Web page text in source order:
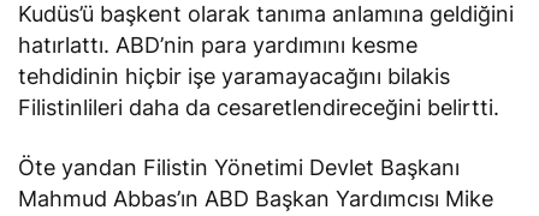
Kudüs’ü başkent olarak tanıma anlamına geldiğini
hatırlattı. ABD’nin para yardımını kesme
tehdidinin hiçbir işe yaramayacağını bilakis
Filistinlileri daha da cesaretlendireceğini belirtti.
Öte yandan Filistin Yönetimi Devlet Başkanı
Mahmud Abbas’ın ABD Başkan Yardımcısı Mike